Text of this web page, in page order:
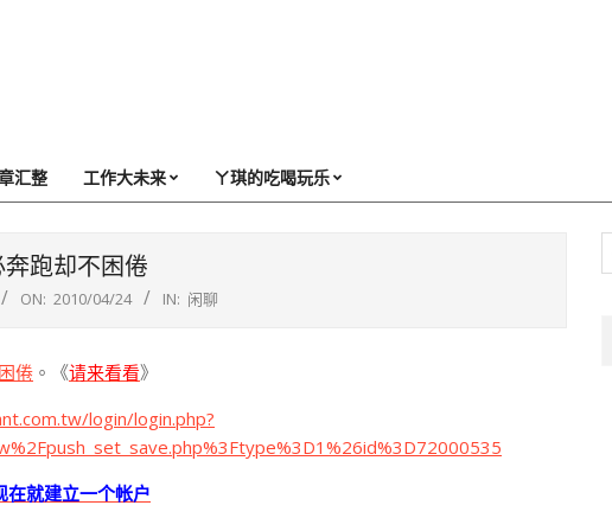
汇整 工作大未来 ㄚ琪的吃喝玩乐
奔跑却不困倦
ON: 2010/04/24 IN: 闲聊
倦 。《请来看看》
login/login.php?
在就建立一个帐户